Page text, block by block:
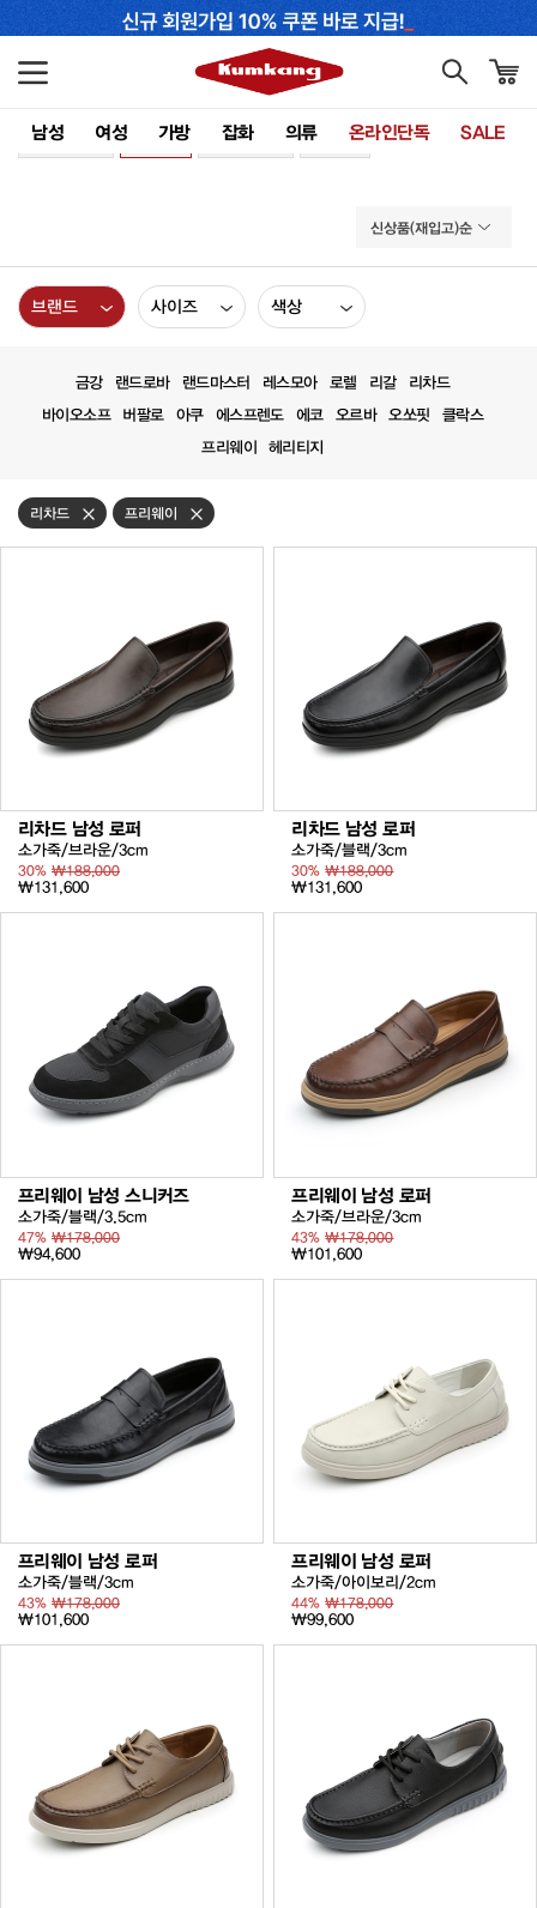
남성 여성 가방 잡화 의류 온라인단독 SALE
전체보기 MAN WOMAN ACC
신상품(재입고)순
브랜드 사이즈 색상
금강 랜드로바 랜드마스터 레스모아 로렐 리갈
리차드
바이오소프
버팔로 아쿠 에스프렌도 에코 오르바 오쏘핏
클락스
프리웨이
헤리티지
리차드 프리웨이
리차드 남성 로퍼
소가죽/브라운/3cm
30% ₩188,000
₩131,600
리차드 남성 로퍼
소가죽/블랙/3cm
30%₩188,000
₩131,600
프리웨이 남성 스니커즈
소가죽/블랙/3.5cm
47% ₩178,000
₩94,600
프리웨이 남성 로퍼
소가죽/브라운/3cm
43%₩178,000
₩101,600
프리웨이 남성 로퍼
소가죽/블랙/3cm
43% ₩178,000
₩101,600
프리웨이 남성 로퍼
소가죽/아이보리/2cm
44%₩178,000
₩99,600